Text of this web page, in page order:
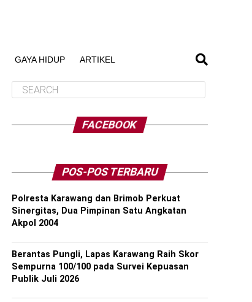
GAYA HIDUP ARTIKEL
FACEBOOK
POS-POS TERBARU
Polresta Karawang dan Brimob Perkuat
Sinergitas, Dua Pimpinan Satu Angkatan
Akpol 2004
Berantas Pungli, Lapas Karawang Raih Skor
Sempurna 100/100 pada Survei Kepuasan
Publik Juli 2026